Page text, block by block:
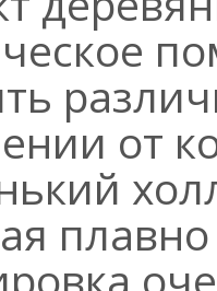
от